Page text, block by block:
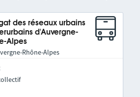
des réseaux urbains
d'Auvergne-
Alpes
Rhône-Alpes